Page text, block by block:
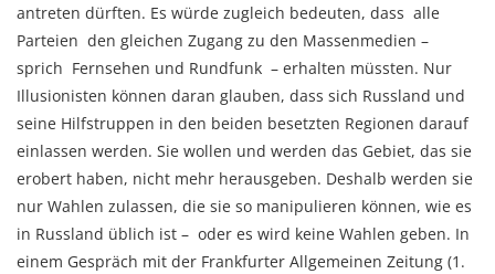
antreten dürften. Es würde zugleich bedeuten, dass alle
Parteien den gleichen Zugang zu den Massenmedien –
sprich Fernsehen und Rundfunk – erhalten müssten. Nur
Illusionisten können daran glauben, dass sich Russland und
seine Hilfstruppen in den beiden besetzten Regionen darauf
einlassen werden. Sie wollen und werden das Gebiet, das sie
erobert haben, nicht mehr herausgeben. Deshalb werden sie
nur Wahlen zulassen, die sie so manipulieren können, wie es
in Russland üblich ist – oder es wird keine Wahlen geben. In
einem Gespräch mit der Frankfurter Allgemeinen Zeitung (1.